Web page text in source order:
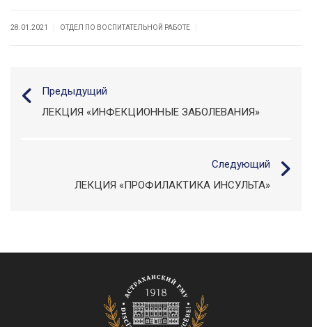
28.01.2021 ОТДЕЛ ПО ВОСПИТАТЕЛЬНОЙ РАБОТЕ
Предыдущий
ЛЕКЦИЯ «ИНФЕКЦИОННЫЕ ЗАБОЛЕВАНИЯ»
Следующий
ЛЕКЦИЯ «ПРОФИЛАКТИКА ИНСУЛЬТА»